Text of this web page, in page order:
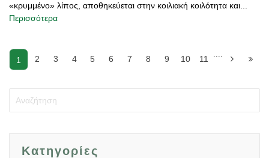
«κρυμμένο» λίπος, αποθηκεύεται στην κοιλιακή κοιλότητα και...
Περισσότερα
1 2 3 4 5 6 7 8 9 10 11 ....
Κατηγορίες